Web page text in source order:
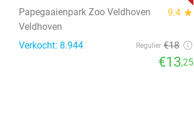
Papegaaienpark Zoo Veldhoven 9.4 star
Veldhoven
Verkocht: 8.944
Regulier €18
€13,25